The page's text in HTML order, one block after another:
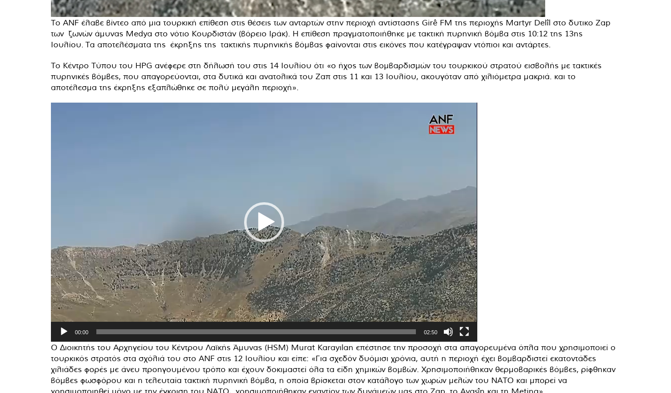
Το ANF έλαβε βίντεο από μια τουρκική επίθεση στις θέσεις των ανταρτών στην περιοχή αντίστασης Girê FM της περιοχής Martyr Delîl στο δυτικo Zap
των ζωνών άμυνας Medya στο νότιο Κουρδιστάν (βόρειο Ιράκ). Η επίθεση πραγματοποιήθηκε με τακτική πυρηνική βόμβα στις 10:12 της 13ης
Ιουλίου. Τα αποτελέσματα της έκρηξης της τακτικής πυρηνικής βόμβας φαίνονται στις εικόνες που κατέγραψαν ντόπιοι και αντάρτες.
Το Κέντρο Τύπου του HPG ανέφερε στη δήλωσή του στις 14 Ιουλίου ότι «ο ήχος των βομβαρδισμών του τουρκικού στρατού εισβολής με τακτικές
πυρηνικές βόμβες, που απαγορεύονται, στα δυτικά και ανατολικά του Ζαπ στις 11 και 13 Ιουλίου, ακουγόταν από χιλιόμετρα μακριά. και το
αποτέλεσμα της έκρηξης εξαπλώθηκε σε πολύ μεγάλη περιοχή».
00:00 02:50
Ο Διοικητής του Αρχηγείου του Κέντρου Λαϊκής Άμυνας (HSM) Murat Karayılan επέστησε την προσοχή στα απαγορευμένα όπλα που χρησιμοποιεί ο
τουρκικός στρατός στα σχόλιά του στο ANF στις 12 Ιουλίου και είπε: «Για σχεδόν δυόμισι χρόνια, αυτή η περιοχή έχει βομβαρδιστεί εκατοντάδες
χιλιάδες φορές με άνευ προηγουμένου τρόπο και έχουν δοκιμαστεί όλα τα είδη χημικών βομβών. Χρησιμοποιήθηκαν θερμοβαρικές βόμβες, ρίφθηκαν
βόμβες φωσφόρου και η τελευταία τακτική πυρηνική βόμβα, η οποία βρίσκεται στον κατάλογο των χωρών μελών του ΝΑΤΟ και μπορεί να
χρησιμοποιηθεί μόνο με την έγκριση του ΝΑΤΟ, χρησιμοποιήθηκαν εναντίον των δυνάμεών μας στο Zap, το Avaşîn και τη Metina».